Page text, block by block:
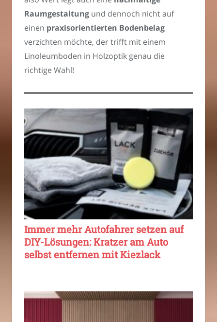
Raumgestaltung und dennoch nicht auf
einen praxisorientierten Bodenbelag
verzichten möchte, der trifft mit einem
Linoleumboden in Holzoptik genau die
richtige Wahl!
Immer mehr Autofahrer setzen auf
DIY-Lösungen: Kratzer am Auto
selbst entfernen mit Kiezlack